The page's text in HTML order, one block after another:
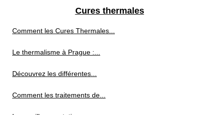
Cures thermales
Comment les Cures Thermales...
Le thermalisme à Prague :...
Découvrez les différentes...
Comment les traitements de...